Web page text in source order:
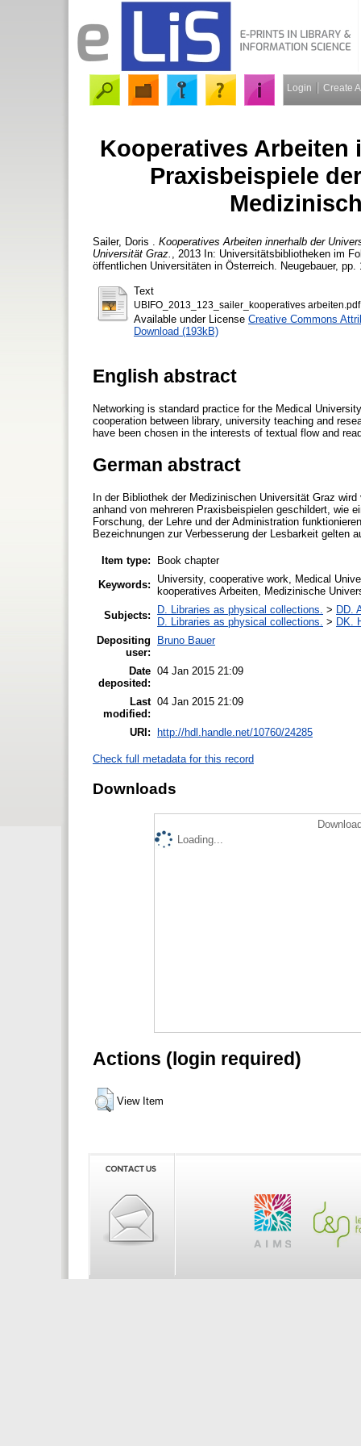
Login Create
Kooperatives Arbeiten
Praxisbeispiele
Sailer, Doris
Kooperatives Arbeiten innerhalb der
Universität Graz.
, 2013 In: Universitätsbibliotheken im
öffentlichen Universitäten in Österreich. Neugebauer,
Text
UBIFO_2013_123_sailer_kooperatives arbeiten.pdf
Available under License Creative Commons
Download (193kB)
English abstract
Networking is standard practice for the Medical
cooperation between library, university teaching and
have been chosen in the interests of textual flow and
German abstract
In der Bibliothek der Medizinischen Universität Graz
anhand von mehreren Praxisbeispielen geschildert, wie
Forschung, der Lehre und der Administration
Bezeichnungen zur Verbesserung der Lesbarkeit gelten
Item type:
Book chapter
Keywords:
University, cooperative work, Medical
kooperatives Arbeiten, Medizinische
Subjects:
D. Libraries as physical collections. > DD.
D. Libraries as physical collections. > DK.
Depositing
user:
Bruno Bauer
Date
deposited:
04 Jan 2015 21:09
Last
modified:
04 Jan 2015 21:09
URI: http://hdl.handle.net/10760/24285
Check full metadata for this record
Downloads
Loading...
Actions (login required)
View Item